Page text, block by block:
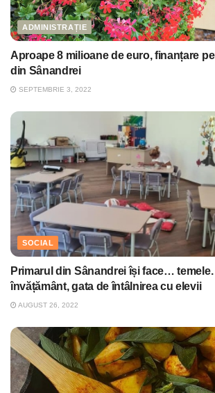
ADMINISTRAȚIE
Aproape 8 milioane de euro, finanțare
din Sânandrei
SEPTEMBRIE 3, 2022
SOCIAL
Primarul din Sânandrei își face…
învățământ, gata de întâlnirea cu elevii
AUGUST 26, 2022